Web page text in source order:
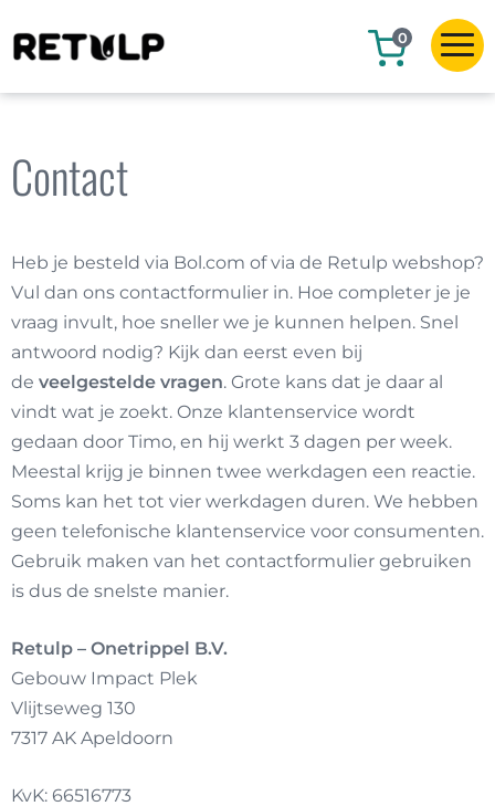
0
Contact
Heb je besteld via Bol.com of via de Retulp webshop?
Vul dan ons contactformulier in. Hoe completer je je
vraag invult, hoe sneller we je kunnen helpen. Snel
antwoord nodig? Kijk dan eerst even bij
de veelgestelde vragen. Grote kans dat je daar al
vindt wat je zoekt. Onze klantenservice wordt
gedaan door Timo, en hij werkt 3 dagen per week.
Meestal krijg je binnen twee werkdagen een reactie.
Soms kan het tot vier werkdagen duren. We hebben
geen telefonische klantenservice voor consumenten.
Gebruik maken van het contactformulier gebruiken
is dus de snelste manier.
Retulp – Onetrippel B.V.
Gebouw Impact Plek
Vlijtseweg 130
7317 AK Apeldoorn
KvK: 66516773